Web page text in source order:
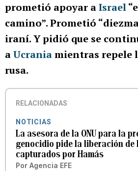
prometió apoyar aIsrael
camino”. Prometió
iraní. Y pidió que se
aUcraniamientras repele
rusa.
RELACIONADAS
NOTICIAS
La asesora de la ONU para la
genocidio pide la liberación de
capturados por Hamás
Por Agencia EFE